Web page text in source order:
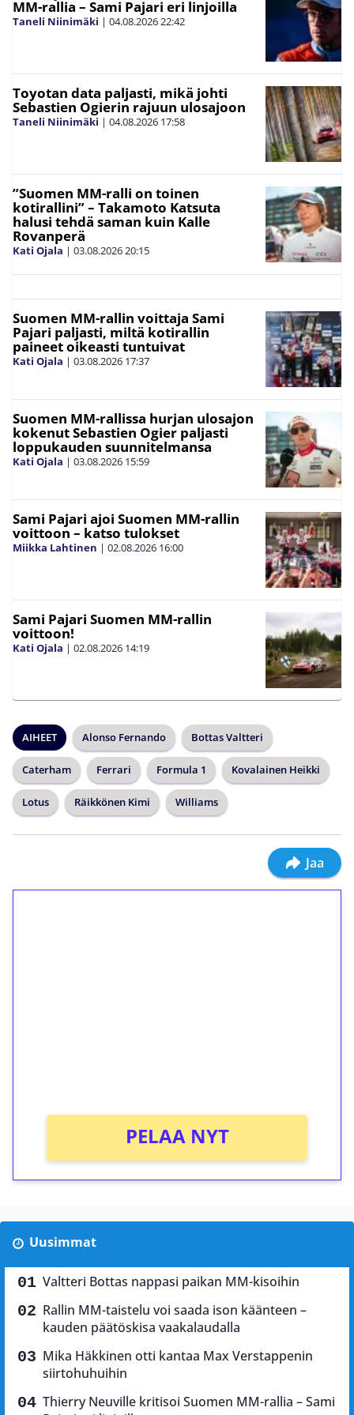
MM-rallia – Sami Pajari eri linjoilla
Taneli Niinimäki | 04.08.202622:42
Toyotan data paljasti, mikä johti
Sebastien Ogierin rajuun ulosajoon
Taneli Niinimäki | 04.08.2026 17:58
”Suomen MM-ralli on toinen
kotirallini” – Takamoto Katsuta
halusi tehdä saman kuin Kalle
Rovanperä
Kati Ojala | 03.08.202620:15
Suomen MM-rallin voittaja Sami
Pajari paljasti, miltä kotirallin
paineet oikeasti tuntuivat
Kati Ojala | 03.08.2026 17:37
Suomen MM-rallissa hurjan ulosajon
kokenut Sebastien Ogier paljasti
loppukauden suunnitelmansa
Kati Ojala | 03.08.2026 15:59
Sami Pajari ajoi Suomen MM-rallin
voittoon – katso tulokset
Miikka Lahtinen | 02.08.2026 16:00
Sami Pajari Suomen MM-rallin
voittoon!
Kati Ojala | 02.08.2026 14:19
AIHEET Alonso Fernando Bottas Valtteri
Caterham Ferrari Formula 1 Kovalainen Heikki
Lotus Räikkönen Kimi Williams
Jaa
PELAA NYT
Uusimmat
Valtteri Bottas nappasi paikan MM-kisoihin
Rallin MM-taistelu voi saada ison käänteen –
kauden päätöskisa vaakalaudalla
Mika Häkkinen otti kantaa Max Verstappenin
siirtohuhuihin
Thierry Neuville kritisoi Suomen MM-rallia – Sami